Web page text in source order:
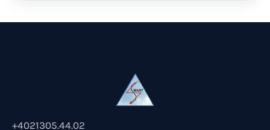
+4021305.44.02